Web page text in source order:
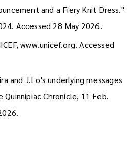
Coachella on Fire With a
and a Fiery Knit Dress."
www.unicef.org. Accessed
J.Lo's underlying messages
Chronicle, 11 Feb.